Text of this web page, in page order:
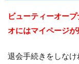
ビューティーオー
オにはマイページが
退会手続きをしな